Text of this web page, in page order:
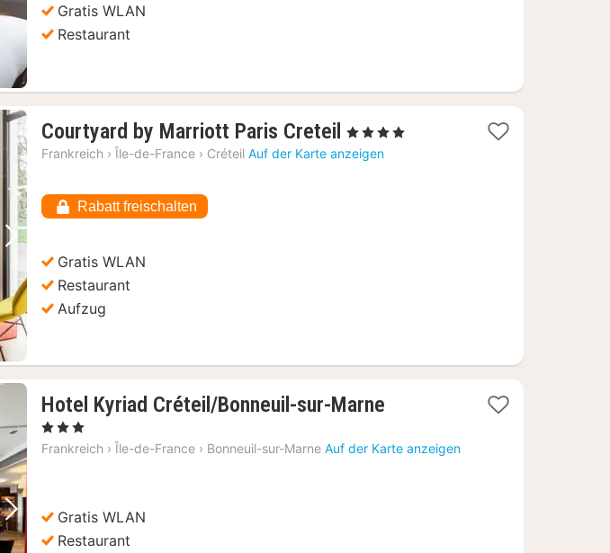
Gratis WLAN
Restaurant
Nächstes Bild
Courtyard by Marriott Paris Creteil 1
Nacht
, 4 Sterne
Frankreich › Île-de-France › Créteil Auf der Karte anzeigen
Rabatt freischalten
Gratis WLAN
Restaurant
Aufzug
Nächstes Bild
Hotel Kyriad Créteil/Bonneuil-sur-Marne
ab
, 3 Sterne
Frankreich › Île-de-France › Bonneuil-sur-Marne Auf der Karte anzeigen
Gratis WLAN
Restaurant